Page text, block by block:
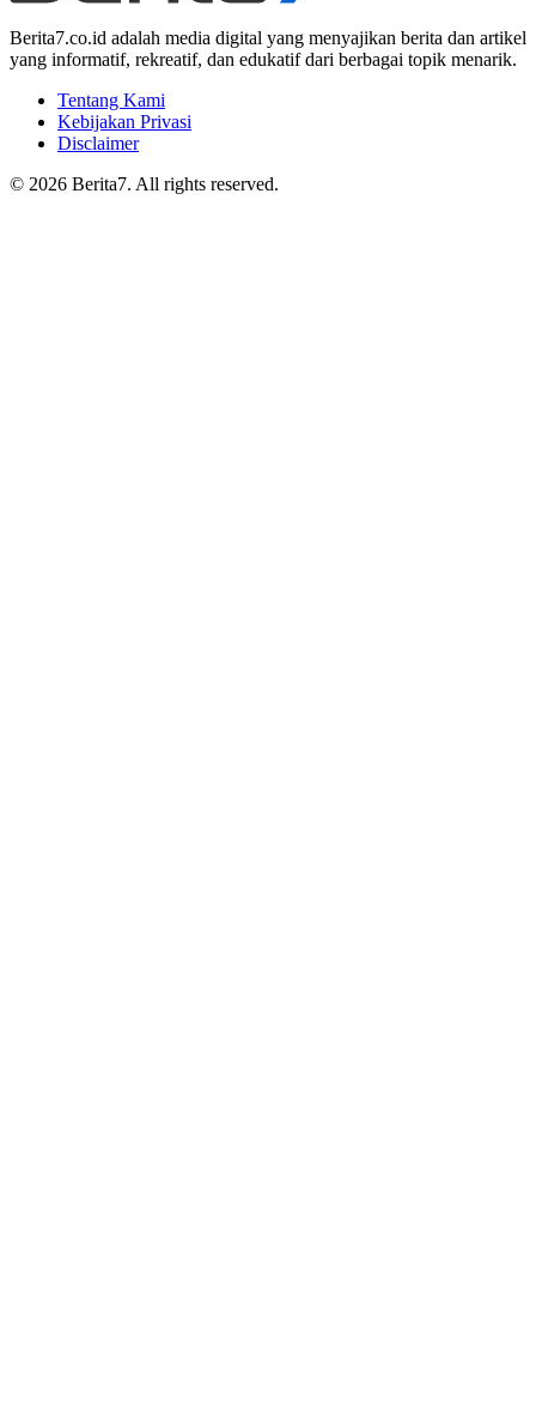
Berita7.co.id adalah media digital yang menyajikan berita dan artikel
yang informatif, rekreatif, dan edukatif dari berbagai topik menarik.
Tentang Kami
Kebijakan Privasi
Disclaimer
© 2026 Berita7. All rights reserved.